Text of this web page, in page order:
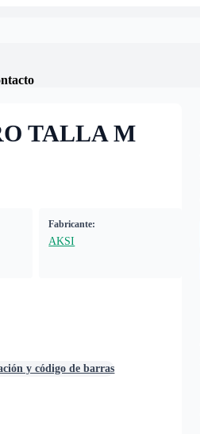
TALLA M
Fabricante:
AKSI
y código de barras